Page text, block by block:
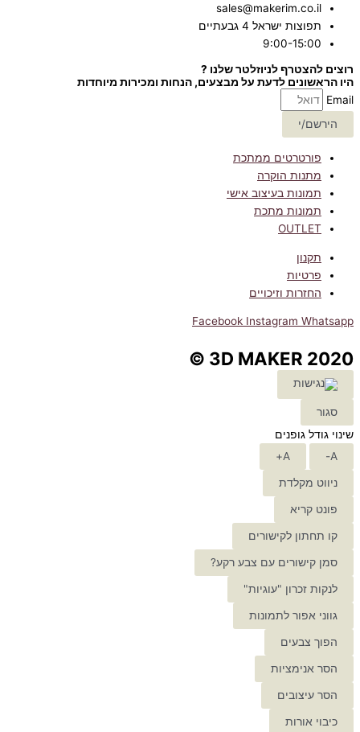
sales@makerim.co.il
תפוצות ישראל 4 גבעתיים
9:00-15:00
רוצים להצטרף לניוזלטר שלנו ?
היו הראשונים לדעת על מבצעים, הנחות ומכירות מיוחדות
Email
הירשם/י
פורטרטים ממתכת
מתנות הוקרה
תמונות בעיצוב אישי
תמונות מתכת
OUTLET
תקנון
פרטיות
החזרות וזיכויים
Facebook Instagram Whatsapp
3D MAKER 2020 ©
סגור
שינוי גודל גופנים
A-
A+
ניווט מקלדת
פונט קריא
קו תחתון לקישורים
סמן קישורים עם צבע רקע?
לנקות זכרון "עוגיות"
גווני אפור לתמונות
הפוך צבעים
הסר אנימציות
הסר עיצובים
כיבוי אורות